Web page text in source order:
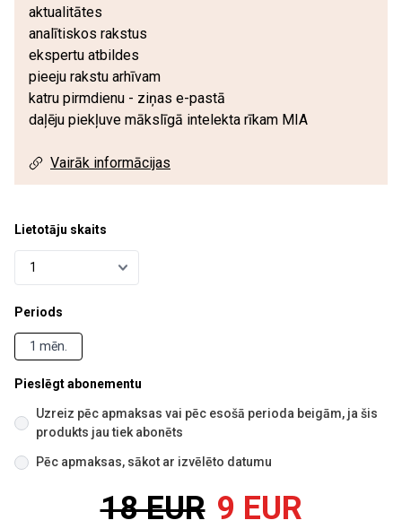
aktualitātes
analītiskos rakstus
ekspertu atbildes
pieeju rakstu arhīvam
katru pirmdienu - ziņas e-pastā
daļēju piekļuve mākslīgā intelekta rīkam MIA
Vairāk informācijas
Lietotāju skaits
Periods
1 mēn.
Pieslēgt abonementu
Uzreiz pēc apmaksas vai pēc esošā perioda beigām, ja šis
produkts jau tiek abonēts
Pēc apmaksas, sākot ar izvēlēto datumu
18 EUR 9 EUR